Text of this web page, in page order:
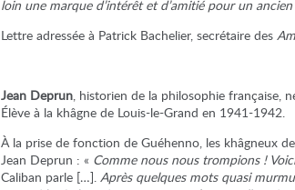
loin une marque d’intérêt et d’amitié pour un ancien
Lettre adressée à Patrick Bachelier, secrétaire des
Jean Deprun, historien de la philosophie française,
Élève à la khâgne de Louis-le-Grand en 1941-1942.
À la prise de fonction de Guéhenno, les khâgneux
Jean Deprun : « Comme nous nous trompions !
Caliban parle […]. Après quelques mots quasi